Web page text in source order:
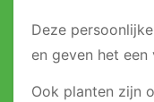
Deze
en geven het een
Ook planten zijn